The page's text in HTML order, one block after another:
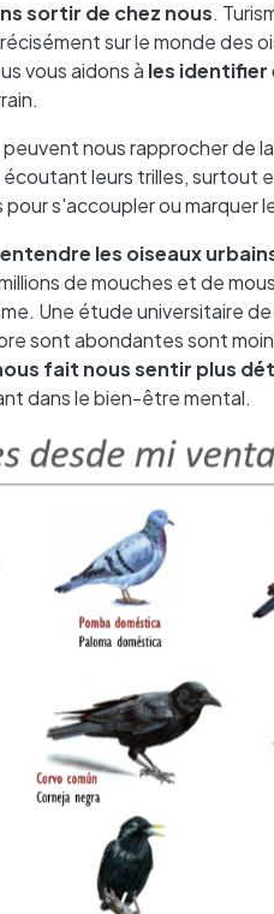
sortir de chez nous.
sur le monde des
vous aidons à les
nous rapprocher de la
écoutant leurs trilles,
s'accoupler ou marquer
les oiseaux
de mouches et de
Une étude universitaire
sont abondantes sont
fait nous sentir plus
dans le bien-être mental.